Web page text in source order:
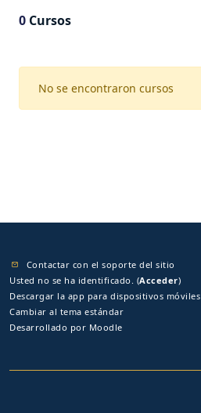
0 Cursos
No se encontraron cursos
Contactar con el soporte del sitio
Usted no se ha identificado. (Acceder)
Descargar la app para dispositivos móviles
Cambiar al tema estándar
Desarrollado por Moodle